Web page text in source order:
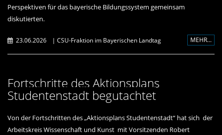
Perspektiven für das bayerische Bildungssystem gemeinsam
diskutierten.
23.06.2026 | CSU-Fraktion im Bayerischen Landtag MEHR...
Fortschritte des Aktionsplans
Studentenstadt begutachtet
Von der Fortschritten des „Aktionsplans Studentenstadt“ hat sich der
Arbeitskreis Wissenschaft und Kunst mit Vorsitzenden Robert